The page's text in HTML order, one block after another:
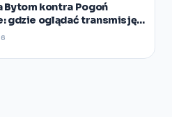
Bytom kontra Pogoń
gdzie oglądać transmisję I